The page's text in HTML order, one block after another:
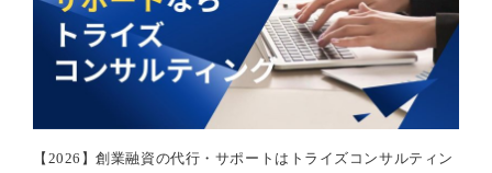
【2026】創業融資の代行・サポートはトライズコンサルティン